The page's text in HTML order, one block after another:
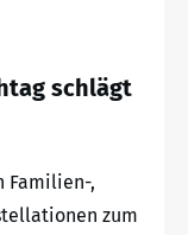
schlägt
Familien-,
zum